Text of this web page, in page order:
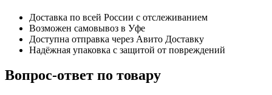
Доставка по всей России с отслеживанием
Возможен самовывоз в Уфе
Доступна отправка через Авито Доставку
Надёжная упаковка с защитой от повреждений
Вопрос-ответ по товару